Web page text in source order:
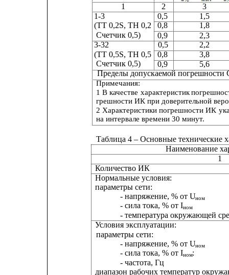
1 2
3
1-3
0,5
1,5
(ТТ 0,2S, ТН 0,2
0,8
1,8
Счетчик 0,5) 0,9
2,3
3-32
0,5
2,2
(ТТ 0,5S, ТН 0,5
0,8
3,8
Счетчик 0,5) 0,9
5,6
Пределы допускаемой погрешности
Примечания:
1 В качестве характеристик
грешности ИК при доверительной
2 Характеристики погрешности ИК
на интервале времени 30 минут.
Таблица 4 – Основные технические
Наименование
1
Количество ИК
Нормальные условия:
параметры сети:
- напряжение, % от Uном
- сила тока, % от Iном
- температура окружающей
Условия эксплуатации:
параметры сети:
- напряжение, % от Uном
- сила тока, % от Iном:
- частота, Гц
диапазон рабочих температур